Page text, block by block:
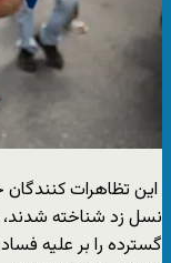
این تظاهرات کنندگان
نسل زد شناخته
گسترده را بر علیه